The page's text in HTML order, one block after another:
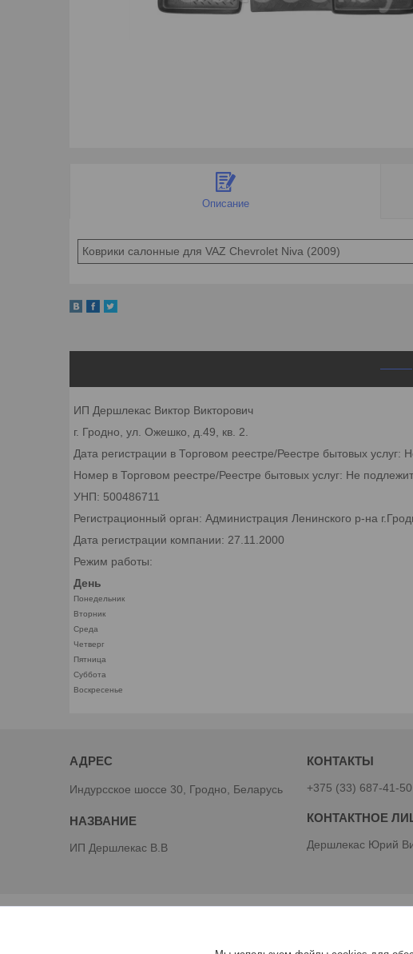
Описание
Коврики салонные для VAZ Сhеvrоlеt Niva (2009)
ИП Дершлекас Виктор Викторович
г. Гродно, ул. Ожешко, д.49, кв. 2.
Дата регистрации в Торговом реестре/Реестре бытовых услуг:
Номер в Торговом реестре/Реестре бытовых услуг: Не
УНП: 500486711
Регистрационный орган: Администрация Ленинского р-на
Дата регистрации компании: 27.11.2000
Режим работы:
День
Понедельник
Вторник
Среда
Четверг
Пятница
Суббота
Воскресенье
Индурсское шоссе 30, Гродно, Беларусь
ИП Дершлекас В.В
+375 (33) 687-41-50
Дершлекас Юрий